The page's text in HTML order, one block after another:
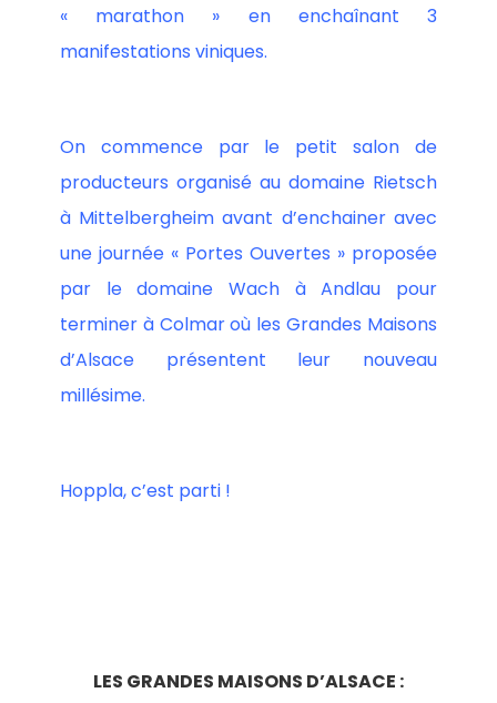
« marathon » en enchaînant 3
manifestations viniques.
On commence par le petit salon de
producteurs organisé au domaine Rietsch
à Mittelbergheim avant d’enchainer avec
une journée « Portes Ouvertes » proposée
par le domaine Wach à Andlau pour
terminer à Colmar où les Grandes Maisons
d’Alsace présentent leur nouveau
millésime.
Hoppla, c’est parti !
LES GRANDES MAISONS D’ALSACE :